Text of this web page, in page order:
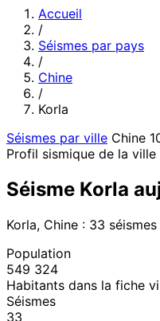
Accueil
/
Séismes par pays
/
Chine
/
Korla
Séismes par ville Chine
Profil sismique de la ville
Séisme Korla
Korla, Chine : 33
Population
549 324
Habitants dans la fiche
Séismes
33